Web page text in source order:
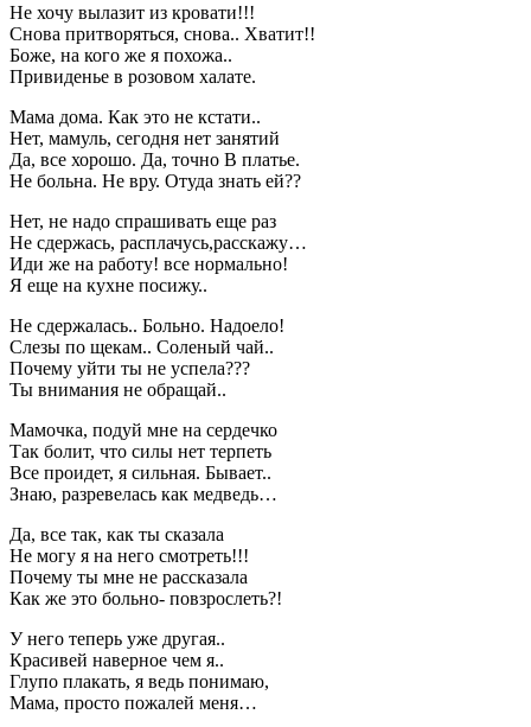
Не хочу вылазит из кровати!!!
Снова притворяться, снова.. Хватит!!
Боже, на кого же я похожа..
Привиденье в розовом халате.
Мама дома. Как это не кстати..
Нет, мамуль, сегодня нет занятий
Да, все хорошо. Да, точно В платье.
Не больна. Не вру. Отуда знать ей??
Нет, не надо спрашивать еще раз
Не сдержаcь, расплачусь,расскажу…
Иди же на работу! все нормально!
Я еще на кухне посижу..
Не сдержалась.. Больно. Надоело!
Слезы по щекам.. Соленый чай..
Почему уйти ты не успела???
Ты внимания не обращай..
Мамочка, подуй мне на сердечко
Так болит, что силы нет терпеть
Все проидет, я сильная. Бывает..
Знаю, разревелась как медведь…
Да, все так, как ты сказала
Не могу я на него смотреть!!!
Почему ты мне не рассказала
Как же это больно- повзрослеть?!
У него теперь уже другая..
Красивей наверное чем я..
Глупо плакать, я ведь понимаю,
Мама, просто пожалей меня…